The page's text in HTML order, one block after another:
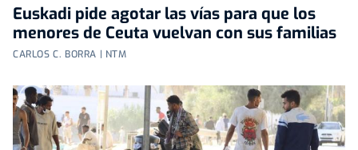
Euskadi pide agotar las vías para que los
menores de Ceuta vuelvan con sus familias
CARLOS C. BORRA | NTM